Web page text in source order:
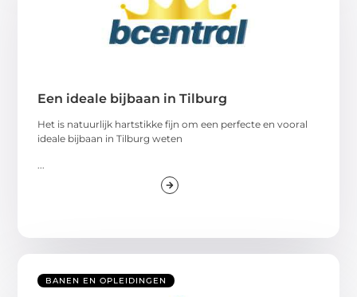
Een ideale bijbaan in Tilburg
Het is natuurlijk hartstikke fijn om een perfecte en vooral
ideale bijbaan in Tilburg weten
BANEN EN OPLEIDINGEN